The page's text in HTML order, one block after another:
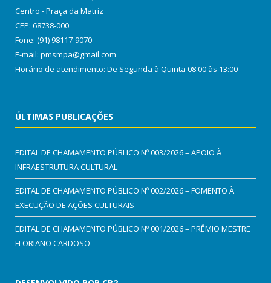
Centro - Praça da Matriz
CEP: 68738-000
Fone: (91) 98117-9070
E-mail: pmsmpa@gmail.com
Horário de atendimento: De Segunda à Quinta 08:00 às 13:00
ÚLTIMAS PUBLICAÇÕES
EDITAL DE CHAMAMENTO PÚBLICO Nº 003/2026 – APOIO À
INFRAESTRUTURA CULTURAL
EDITAL DE CHAMAMENTO PÚBLICO Nº 002/2026 – FOMENTO À
EXECUÇÃO DE AÇÕES CULTURAIS
EDITAL DE CHAMAMENTO PÚBLICO Nº 001/2026 – PRÊMIO MESTRE
FLORIANO CARDOSO